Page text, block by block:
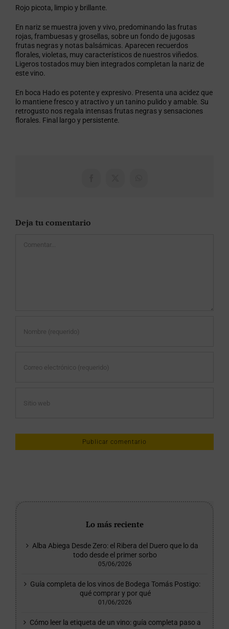
Rojo picota, limpio y brillante.
En nariz se muestra joven y vivo, predominando las frutas
rojas, frambuesas y grosellas, sobre un fondo de jugosas
frutas negras y notas balsámicas. Aparecen recuerdos
florales, violetas, muy característicos de nuestros viñedos.
Ligeros tostados muy bien integrados completan la nariz de
este vino.
En boca Hado es potente y expresivo. Presenta una acidez que
lo mantiene fresco y atractivo y un tanino pulido y amable. Su
retrogusto nos regala intensas frutas negras y sensaciones
florales. Final largo y persistente.
Deja tu comentario
Lo más reciente
Alba Abiega Desde Zero: el Ribera del Duero que lo da
todo desde el primer sorbo
05/06/2026
Guía completa de los vinos de Bodega Tomás Postigo:
qué comprar y por qué
01/06/2026
Cómo leer la etiqueta de un vino: guía completa paso a